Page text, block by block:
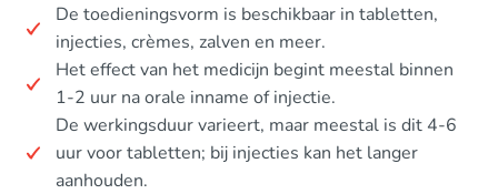
De toedieningsvorm is beschikbaar in tabletten,
injecties, crèmes, zalven en meer.
Het effect van het medicijn begint meestal binnen
1-2 uur na orale inname of injectie.
De werkingsduur varieert, maar meestal is dit 4-6
uur voor tabletten; bij injecties kan het langer
aanhouden.